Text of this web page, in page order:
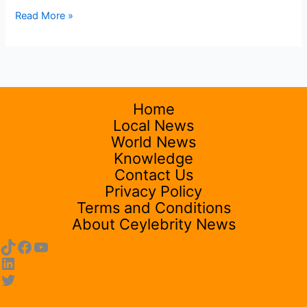
Read More »
Home
Local News
World News
Knowledge
Contact Us
Privacy Policy
Terms and Conditions
About Ceylebrity News